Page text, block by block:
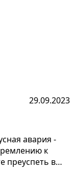
29.09.2023
авария -
к
преуспеть в